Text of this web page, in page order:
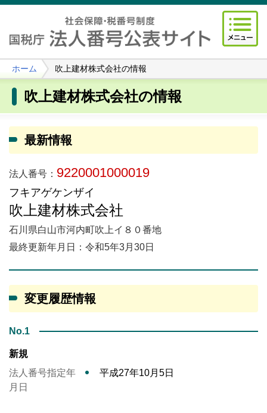
ホーム 吹上建材株式会社の情報
吹上建材株式会社の情報
最新情報
法人番号： 9220001000019
フキアゲケンザイ
吹上建材株式会社
石川県白山市河内町吹上イ８０番地
最終更新年月日：令和5年3月30日
変更履歴情報
No.1
新規
法人番号指定年
月日
平成27年10月5日